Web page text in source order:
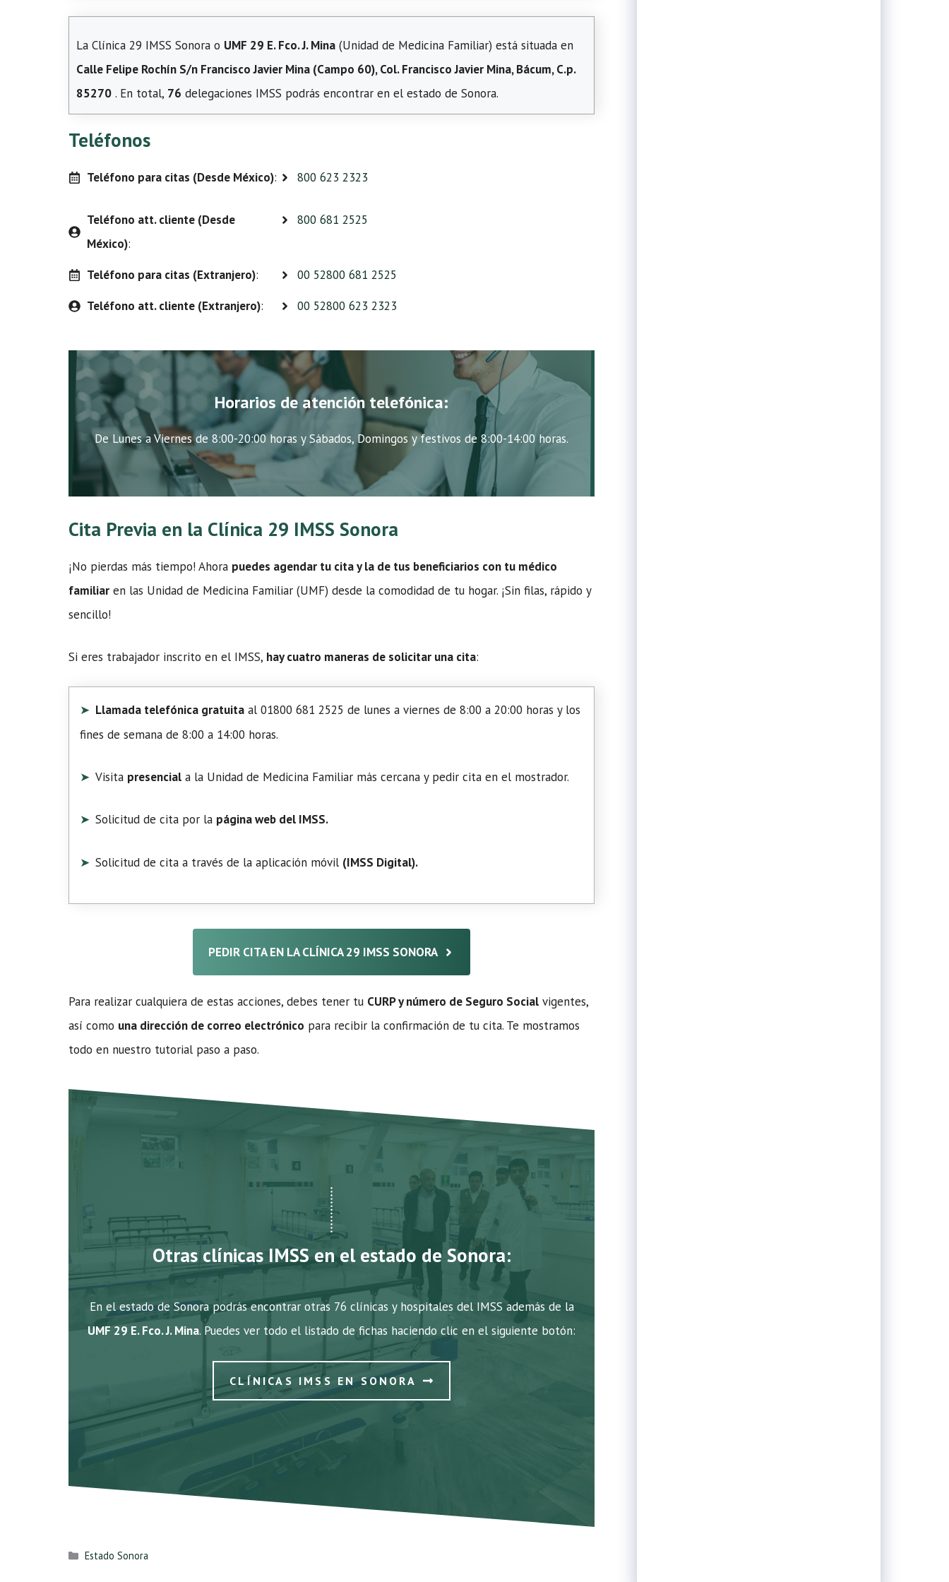
La Clínica 29 IMSS Sonora o UMF 29 E. Fco. J. Mina (Unidad de Medicina Familiar) está situada en
Calle Felipe Rochín S/n Francisco Javier Mina (Campo 60), Col. Francisco Javier Mina, Bácum, C.p.
85270 . En total, 76 delegaciones IMSS podrás encontrar en el estado de Sonora.
Teléfonos
Teléfono para citas (Desde México): 800 623 2323
Teléfono att. cliente (Desde
México):
800 681 2525
Teléfono para citas (Extranjero):
00 52800 681 2525
Teléfono att. cliente (Extranjero): 00 52800 623 2323
Horarios de atención telefónica:
De Lunes a Viernes de 8:00-20:00 horas y Sábados, Domingos y festivos de 8:00-14:00 horas.
Cita Previa en la Clínica 29 IMSS Sonora
¡No pierdas más tiempo! Ahora puedes agendar tu cita y la de tus beneficiarios con tu médico
familiar en las Unidad de Medicina Familiar (UMF) desde la comodidad de tu hogar. ¡Sin filas, rápido y
sencillo!
Si eres trabajador inscrito en el IMSS, hay cuatro maneras de solicitar una cita:
Llamada telefónica gratuita al 01800 681 2525 de lunes a viernes de 8:00 a 20:00 horas y los
fines de semana de 8:00 a 14:00 horas.
Visita presencial a la Unidad de Medicina Familiar más cercana y pedir cita en el mostrador.
Solicitud de cita por la página web del IMSS.
Solicitud de cita a través de la aplicación móvil (IMSS Digital).
PEDIR CITA EN LA CLÍNICA 29 IMSS SONORA
Para realizar cualquiera de estas acciones, debes tener tu CURP y número de Seguro Social vigentes,
así como una dirección de correo electrónico para recibir la confirmación de tu cita. Te mostramos
todo en nuestro tutorial paso a paso.
Otras clínicas IMSS en el estado de Sonora:
En el estado de Sonora podrás encontrar otras 76 clínicas y hospitales del IMSS además de la
UMF 29 E. Fco. J. Mina. Puedes ver todo el listado de fichas haciendo clic en el siguiente botón:
CLÍNICAS IMSS EN SONORA
Categorías
Estado Sonora